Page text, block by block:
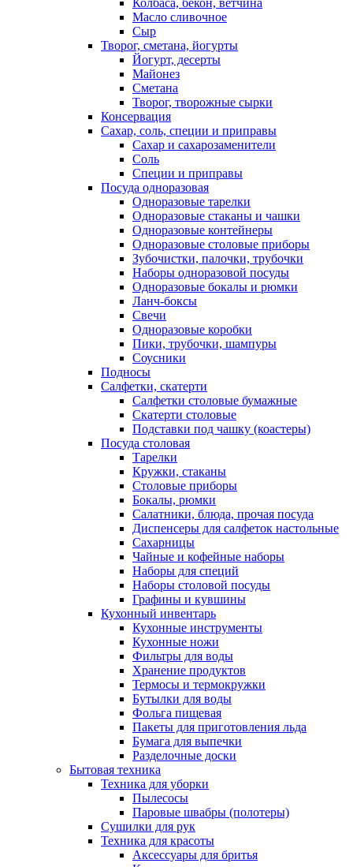
Колбаса, бекон, ветчина
Масло сливочное
Сыр
Творог, сметана, йогурты
Йогурт, десерты
Майонез
Сметана
Творог, творожные сырки
Консервация
Сахар, соль, специи и приправы
Сахар и сахарозаменители
Соль
Специи и приправы
Посуда одноразовая
Одноразовые тарелки
Одноразовые стаканы и чашки
Одноразовые контейнеры
Одноразовые столовые приборы
Зубочистки, палочки, трубочки
Наборы одноразовой посуды
Одноразовые бокалы и рюмки
Ланч-боксы
Свечи
Одноразовые коробки
Пики, трубочки, шампуры
Соусники
Подносы
Салфетки, скатерти
Салфетки столовые бумажные
Скатерти столовые
Подставки под чашку (коастеры)
Посуда столовая
Тарелки
Кружки, стаканы
Столовые приборы
Бокалы, рюмки
Салатники, блюда, прочая посуда
Диспенсеры для салфеток настольные
Сахарницы
Чайные и кофейные наборы
Наборы для специй
Наборы столовой посуды
Графины и кувшины
Кухонный инвентарь
Кухонные инструменты
Кухонные ножи
Фильтры для воды
Хранение продуктов
Термосы и термокружки
Бутылки для воды
Фольга пищевая
Пакеты для приготовления льда
Бумага для выпечки
Разделочные доски
Бытовая техника
Техника для уборки
Пылесосы
Паровые швабры (полотеры)
Сушилки для рук
Техника для красоты
Аксессуары для бритья